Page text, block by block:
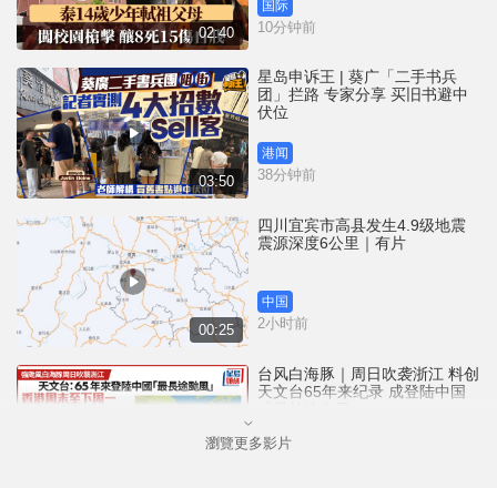
02:40
国际
10分钟前
03:50
星岛申诉王 | 葵广「二手书兵
团」拦路 专家分享 买旧书避中
伏位
港闻
38分钟前
00:25
四川宜宾市高县发生4.9级地震
震源深度6公里｜有片
中国
2小时前
台风白海豚｜周日吹袭浙江 料创
天文台65年来纪录 成登陆中国
港闻
瀏覽更多影片